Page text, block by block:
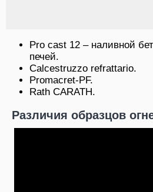
Pro cast 12 – наливной
печей.
Calcestruzzo refrattario.
Promacret-PF.
Rath CARATH.
Различия образцов